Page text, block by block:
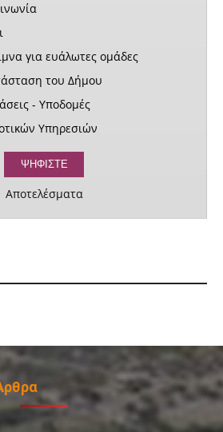
για ευάλωτες ομάδες
του Δήμου
- Υποδομές
Υπηρεσιών
Αποτελέσματα